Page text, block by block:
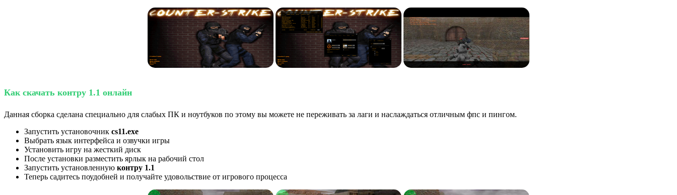
Как скачать контру 1.1 онлайн
Данная сборка сделана специально для слабых ПК и ноутбуков по этому вы можете не переживать за лаги и наслаждаться отличным фпс и пингом.
Запустить установочник cs11.exe
Выбрать язык интерфейса и озвучки игры
Установить игру на жесткий диск
После установки разместить ярлык на рабочий стол
Запустить установленную контру 1.1
Теперь садитесь поудобней и получайте удовольствие от игрового процесса